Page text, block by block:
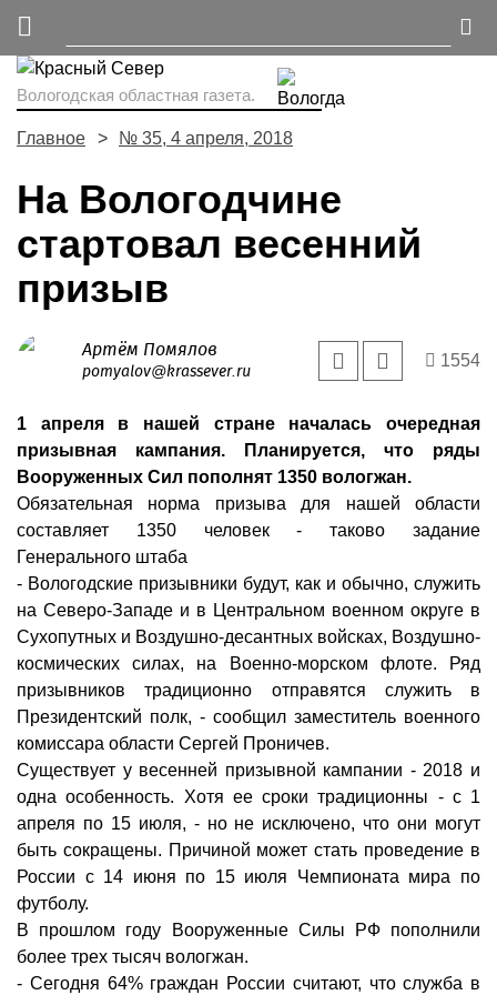
Вологодская областная газета.
Главное № 35, 4 апреля, 2018
На Вологодчине
стартовал весенний
призыв
Артём Помялов
pomyalov@krassever.ru
1554
1 апреля в нашей стране началась очередная
призывная кампания. Планируется, что ряды
Вооруженных Сил пополнят 1350 вологжан.
Обязательная норма призыва для нашей области
составляет 1350 человек - таково задание
Генерального штаба
- Вологодские призывники будут, как и обычно, служить
на Северо-Западе и в Центральном военном округе в
Сухопутных и Воздушно-десантных войсках, Воздушно-
космических силах, на Военно-морском флоте. Ряд
призывников традиционно отправятся служить в
Президентский полк, - сообщил заместитель военного
комиссара области Сергей Проничев.
Существует у весенней призывной кампании - 2018 и
одна особенность. Хотя ее сроки традиционны - с 1
апреля по 15 июля, - но не исключено, что они могут
быть сокращены. Причиной может стать проведение в
России с 14 июня по 15 июля Чемпионата мира по
футболу.
В прошлом году Вооруженные Силы РФ пополнили
более трех тысяч вологжан.
- Сегодня 64% граждан России считают, что служба в